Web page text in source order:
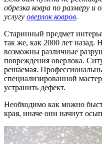
обрезка ковра по размеру
услугу оверлок ковров.
Старинный предмет
так же, как 2000 лет назад.
возможны различные
повреждения оверлока.
решаемая.
специализированной
устранить дефект.
Необходимо как можно
края, иначе они начнут